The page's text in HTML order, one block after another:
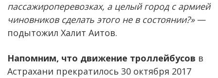
пассажироперевозках, а целый город с армией
чиновников сделать этого не в состоянии?»—
подытожил Халит Аитов.
Напомним, что движение троллейбусов в
Астрахани прекратилось 30 октября 2017